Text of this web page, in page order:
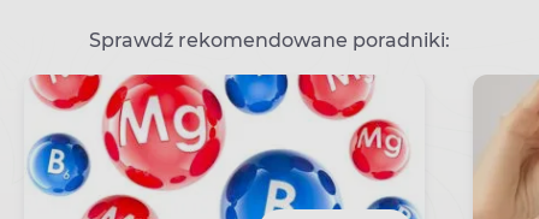
Sprawdź rekomendowane poradniki: